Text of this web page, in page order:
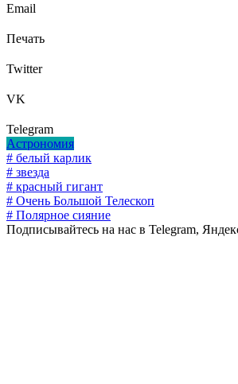
Email
Печать
Twitter
VK
Telegram
Астрономия
# белый карлик
# звезда
# красный гигант
# Очень Большой Телескоп
# Полярное сияние
Подписывайтесь на нас в Telegram,